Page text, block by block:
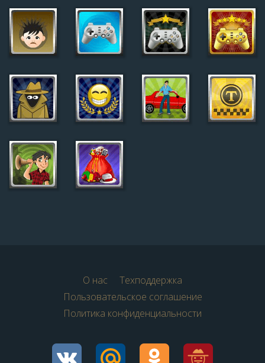
О нас
Техподдержка
Пользовательское соглашение
Политика конфиденциальности